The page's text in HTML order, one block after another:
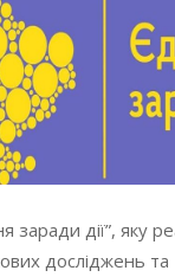
заради дії”, яку
досліджень та